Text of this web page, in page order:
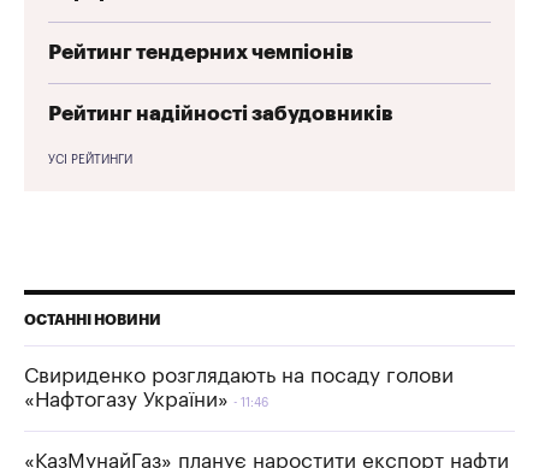
Рейтинг тендерних чемпіонів
Рейтинг надійності забудовників
УСІ РЕЙТИНГИ
ОСТАННІ НОВИНИ
Свириденко розглядають на посаду голови
«Нафтогазу України»
11:46
«КазМунайГаз» планує наростити експорт нафти